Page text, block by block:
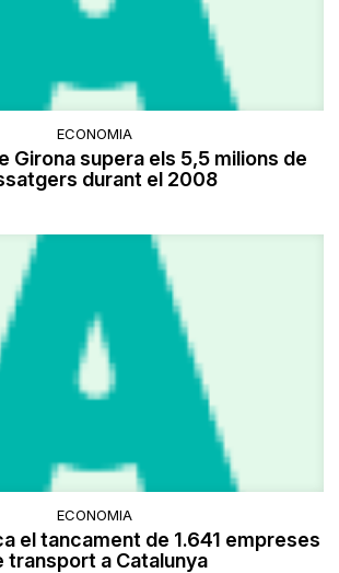
ECONOMIA
Girona supera els 5,5 milions de
durant el 2008
ECONOMIA
el tancament de 1.641 empreses
transport a Catalunya